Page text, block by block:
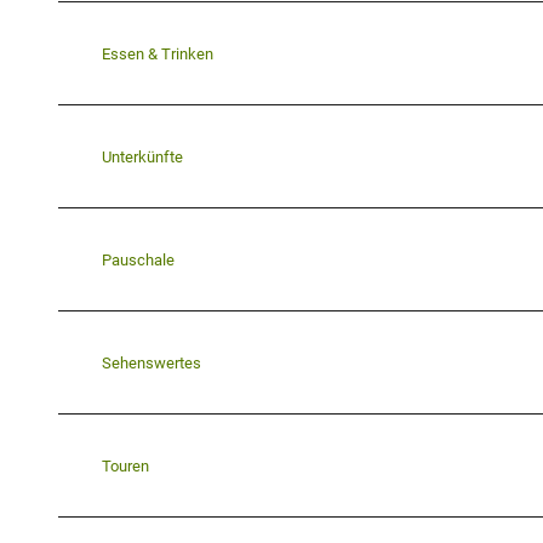
Essen & Trinken
Unterkünfte
Pauschale
Sehenswertes
Touren